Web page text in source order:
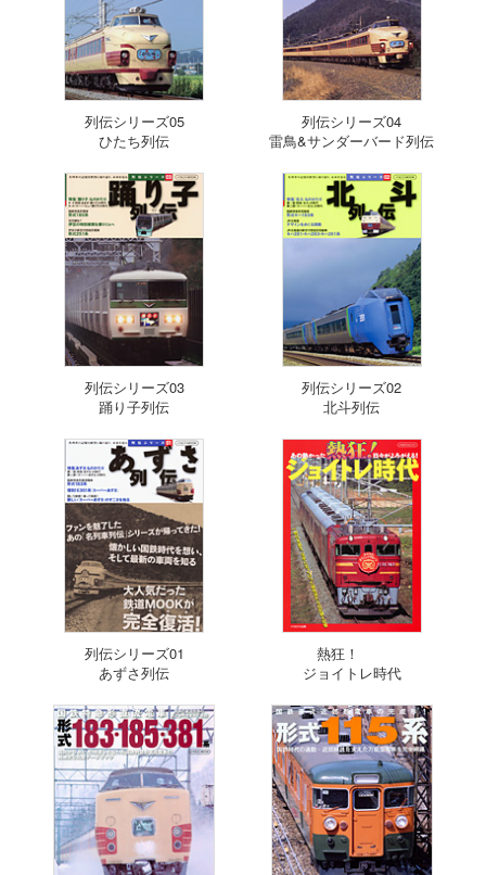
列伝シリーズ05
ひたち列伝
列伝シリーズ04
雷鳥&サンダーバード列伝
列伝シリーズ03
踊り子列伝
列伝シリーズ02
北斗列伝
列伝シリーズ01
あずさ列伝
熱狂！
ジョイトレ時代